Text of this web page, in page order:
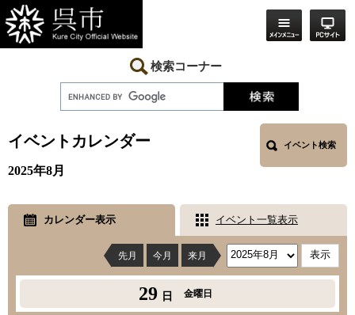
ー
ジ
の
ニ
ュ
ー
へ
検索コーナー
イベントカレンダー イベント検索
2025年8月
カレンダー表示 イベント一覧表示
先月 今月 来月
29 日 金曜日